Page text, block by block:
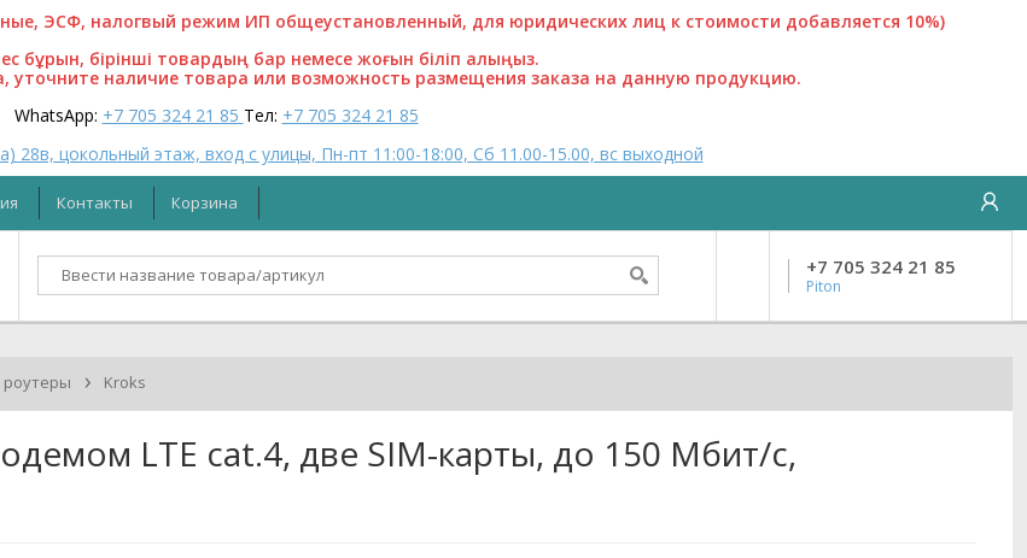
ЭСФ, налогвый режим ИП общеустановленный, для юридических лиц к стоимости добавляется 10%)
бұрын, бірінші товардың бар немесе жоғын біліп алыңыз.
уточните наличие товара или возможность размещения заказа на данную продукцию.
WhatsApp: +7 705 324 21 85 Тел: +7 705 324 21 85
28в, цокольный этаж, вход с улицы, Пн-пт 11:00-18:00, Сб 11.00-15.00, вс выходной
Контакты Корзина
+7 705 324 21 85
Piton
› Kroks
LTE cat.4, две SIM-карты, до 150 Мбит/с,